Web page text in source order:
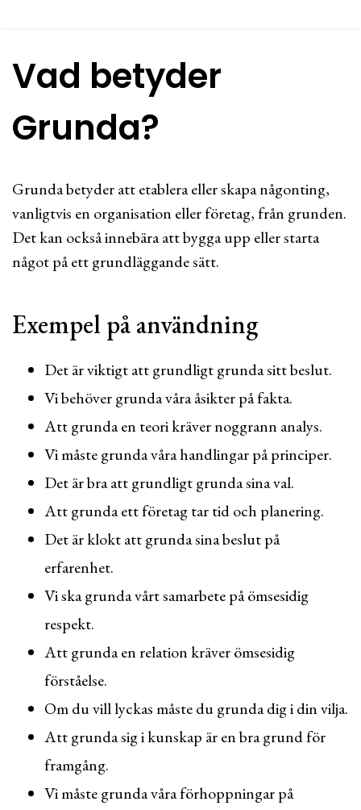
Vad betyder
Grunda?
Grunda betyder att etablera eller skapa någonting,
vanligtvis en organisation eller företag, från grunden.
Det kan också innebära att bygga upp eller starta
något på ett grundläggande sätt.
Exempel på användning
Det är viktigt att grundligt grunda sitt beslut.
Vi behöver grunda våra åsikter på fakta.
Att grunda en teori kräver noggrann analys.
Vi måste grunda våra handlingar på principer.
Det är bra att grundligt grunda sina val.
Att grunda ett företag tar tid och planering.
Det är klokt att grunda sina beslut på
erfarenhet.
Vi ska grunda vårt samarbete på ömsesidig
respekt.
Att grunda en relation kräver ömsesidig
förståelse.
Om du vill lyckas måste du grunda dig i din vilja.
Att grunda sig i kunskap är en bra grund för
framgång.
Vi måste grunda våra förhoppningar på